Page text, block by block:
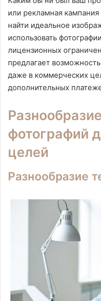
или рекламная
найти идеальное
использовать
лицензионных
предлагает
даже в коммерческих
дополнительных
фотографий
целей
Разнообразие